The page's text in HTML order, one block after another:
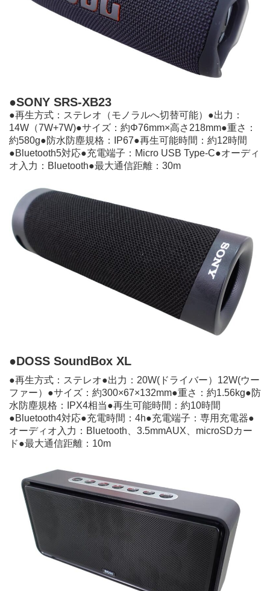
●SONY SRS-XB23
●再⽣⽅式：ステレオ（モノラルへ切替可能）●出⼒：
14W（7W+7W)●サイズ：約Φ76mm×高さ218mm●重さ：
約580g●防⽔防塵規格：IP67●再⽣可能時間：約12時間
●Bluetooth5対応●充電端⼦：Micro USB Type-C●オーディ
オ⼊⼒：Bluetooth●最⼤通信距離：30m
●DOSS SoundBox XL
●再⽣⽅式：ステレオ●出⼒：20W(ドライバー）12W(ウー
ファー）●サイズ：約300×67×132mm●重さ：約1.56kg●防
⽔防塵規格：IPX4相当●再⽣可能時間：約10時間
●Bluetooth4対応●充電時間：4h●充電端⼦：専用充電器●
オーディオ⼊⼒：Bluetooth、3.5mmAUX、microSDカー
ド●最⼤通信距離：10m